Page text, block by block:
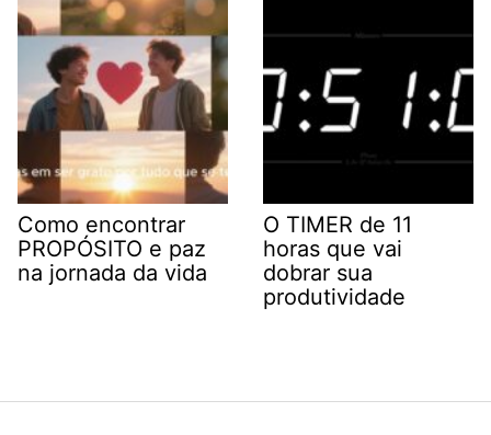
Como encontrar
PROPÓSITO e paz
na jornada da vida
O TIMER de 11
horas que vai
dobrar sua
produtividade